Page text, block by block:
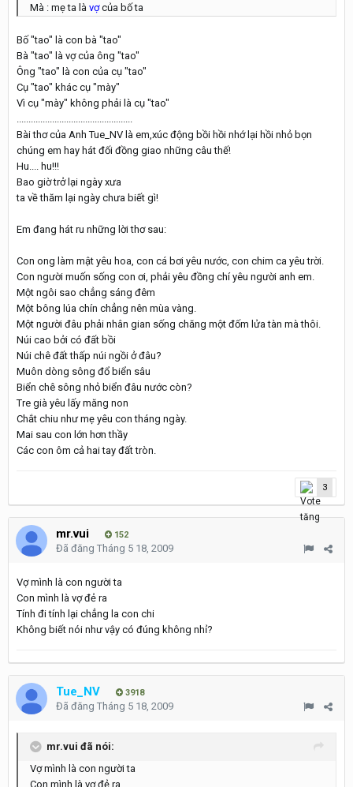
Mà : mẹ ta là vợcủa bố ta
Bố "tao" là con bà "tao"
Bà "tao" là vợ của ông "tao"
Ông "tao" là con của cụ "tao"
Cụ "tao" khác cụ "mày"
Vì cụ "mày" không phải là cụ "tao"
.................................................
Bài thơ của Anh Tue_NV là em,xúc động bồi hồi nhớ lại hồi nhỏ bọn
chúng em hay hát đối đồng giao những câu thế!
Hu.... hu!!!
Bao giờ trở lại ngày xưa
ta về thăm lại ngày chưa biết gì!
Em đang hát ru những lời thơ sau:
Con ong làm mật yêu hoa, con cá bơi yêu nước, con chim ca yêu trời.
Con người muốn sống con ơi, phải yêu đồng chí yêu người anh em.
Một ngôi sao chẳng sáng đêm
Một bông lúa chín chẳng nên mùa vàng.
Một người đâu phải nhân gian sống chăng một đốm lửa tàn mà thôi.
Núi cao bởi có đất bồi
Núi chê đất thấp núi ngồi ở đâu?
Muôn dòng sông đổ biển sâu
Biển chê sông nhỏ biển đâu nước còn?
Tre già yêu lấy măng non
Chắt chiu như mẹ yêu con tháng ngày.
Mai sau con lớn hơn thầy
Các con ôm cả hai tay đất tròn.
3
mr.vui 152
Đã đăng Tháng 5 18, 2009
Vợ mình là con người ta
Con mình là vợ đẻ ra
Tính đi tính lại chẳng la con chi
Không biết nói như vậy có đúng không nhỉ?
Tue_NV 3918
Đã đăng Tháng 5 18, 2009
mr.vui đã nói:
Vợ mình là con người ta
Con mình là vợ đẻ ra